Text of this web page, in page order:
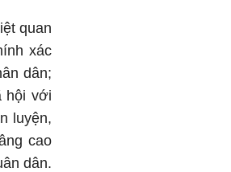
quan
xác
dân;
hội với
luyện,
cao
dân.